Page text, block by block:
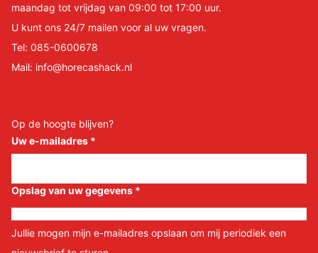
maandag tot vrijdag van 09:00 tot 17:00 uur.
U kunt ons 24/7 mailen voor al uw vragen.
Tel: 085-0600678
Mail: info@horecashack.nl
Op de hoogte blijven?
Uw e-mailadres *
Opslag van uw gegevens *
Jullie mogen mijn e-mailadres opslaan om mij periodiek een